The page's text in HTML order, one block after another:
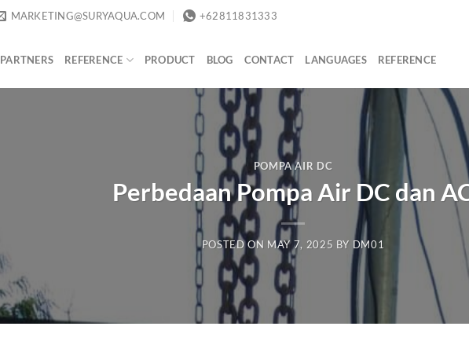
MARKETING@SURYAQUA.COM +62811831333
PARTNERS REFERENCE PRODUCT BLOG CONTACT LANGUAGES REFERENCE
POMPA AIR DC
Perbedaan Pompa Air DC dan
POSTED ON MAY 7, 2025 BY DM01